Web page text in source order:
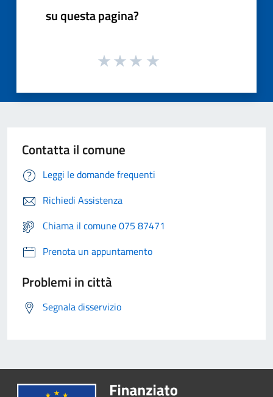
su questa pagina?
Contatta il comune
Leggi le domande frequenti
Richiedi Assistenza
Chiama il comune 075 87471
Prenota un appuntamento
Problemi in città
Segnala disservizio